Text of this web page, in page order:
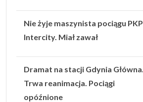
Nie żyje maszynista pociągu PKP
Intercity. Miał zawał
Dramat na stacji Gdynia Główna.
Trwa reanimacja. Pociągi
opóźnione